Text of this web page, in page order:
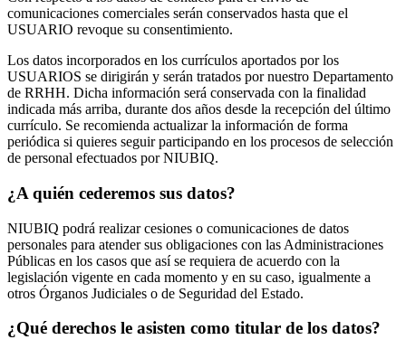
comunicaciones comerciales serán conservados hasta que el
USUARIO revoque su consentimiento.
Los datos incorporados en los currículos aportados por los
USUARIOS se dirigirán y serán tratados por nuestro Departamento
de RRHH. Dicha información será conservada con la finalidad
indicada más arriba, durante dos años desde la recepción del último
currículo. Se recomienda actualizar la información de forma
periódica si quieres seguir participando en los procesos de selección
de personal efectuados por NIUBIQ.
¿A quién cederemos sus datos?
NIUBIQ podrá realizar cesiones o comunicaciones de datos
personales para atender sus obligaciones con las Administraciones
Públicas en los casos que así se requiera de acuerdo con la
legislación vigente en cada momento y en su caso, igualmente a
otros Órganos Judiciales o de Seguridad del Estado.
¿Qué derechos le asisten como titular de los datos?